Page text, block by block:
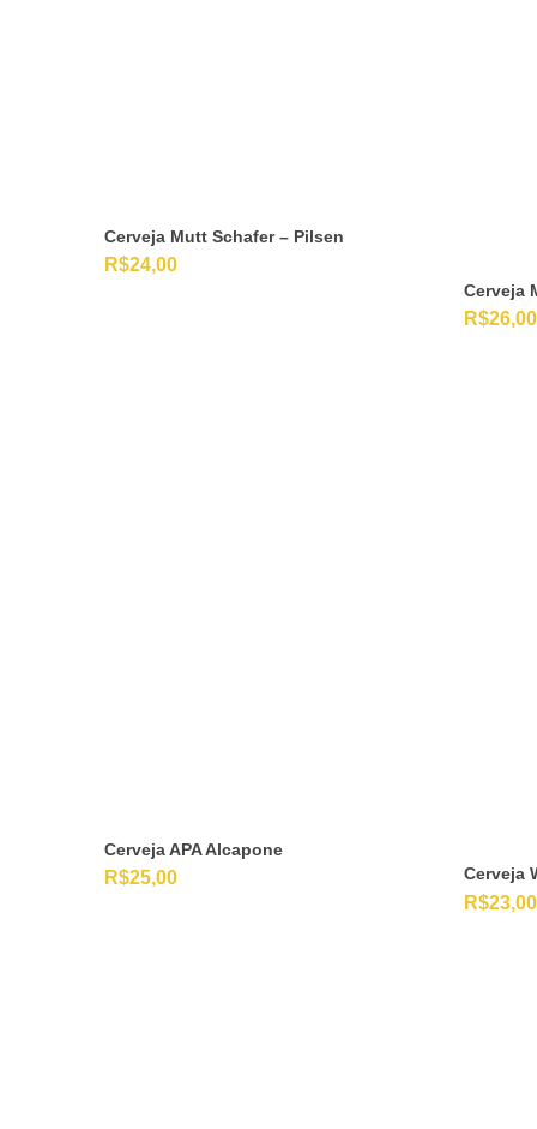
Cerveja Mutt Schafer – Pilsen
R$24,00
Cerveja
R$26,00
Cerveja APA Alcapone
R$25,00 Cerveja
R$23,00